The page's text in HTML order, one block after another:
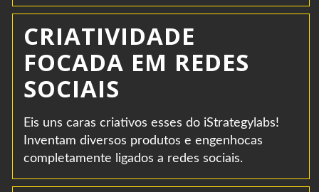
CRIATIVIDADE
FOCADA EM REDES
SOCIAIS
Eis uns caras criativos esses do iStrategylabs!
Inventam diversos produtos e engenhocas
completamente ligados a redes sociais.